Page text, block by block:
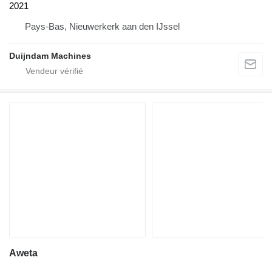
2021
Pays-Bas, Nieuwerkerk aan den IJssel
Duijndam Machines
Aweta